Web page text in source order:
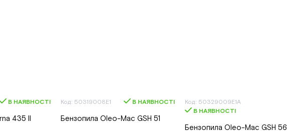
В НАЯВНОСТІ
435 II
Код: 50319008E1 В НАЯВНОСТІ
Бензопила Oleo-Mac GSH 51
Код: 50329009E1A
В НАЯВНОСТІ
Бензопила Oleo-Mac GSH 56